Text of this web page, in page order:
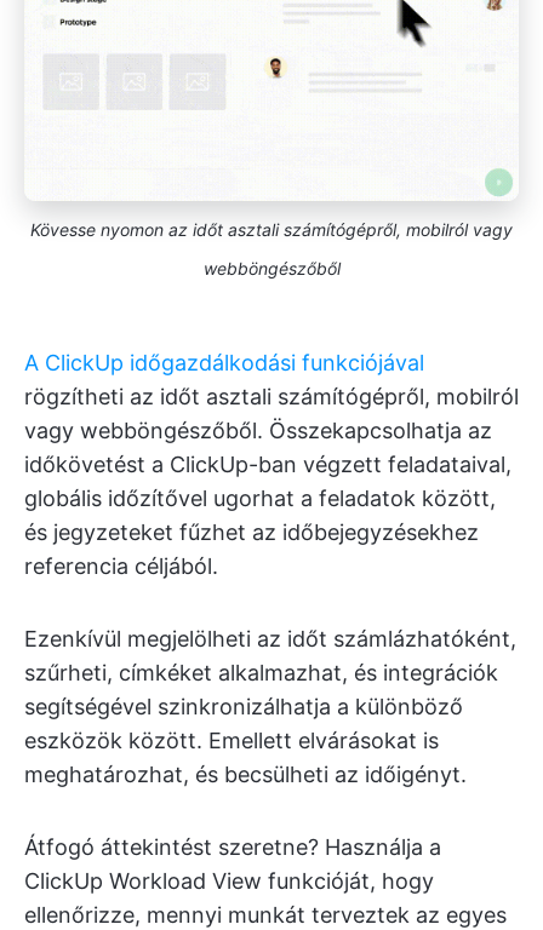
Kövesse nyomon az időt asztali számítógépről, mobilról vagy
webböngészőből
A ClickUp időgazdálkodási funkciójával
rögzítheti az időt asztali számítógépről, mobilról
vagy webböngészőből. Összekapcsolhatja az
időkövetést a ClickUp-ban végzett feladataival,
globális időzítővel ugorhat a feladatok között,
és jegyzeteket fűzhet az időbejegyzésekhez
referencia céljából.
Ezenkívül megjelölheti az időt számlázhatóként,
szűrheti, címkéket alkalmazhat, és integrációk
segítségével szinkronizálhatja a különböző
eszközök között. Emellett elvárásokat is
meghatározhat, és becsülheti az időigényt.
Átfogó áttekintést szeretne? Használja a
ClickUp Workload View funkcióját, hogy
ellenőrizze, mennyi munkát terveztek az egyes